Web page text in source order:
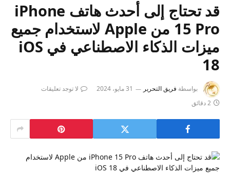
قد تحتاج إلى أحدث هاتف iPhone
15 Pro من Apple لاستخدام جميع
ميزات الذكاء الاصطناعي في iOS
18
بواسطة فريق التحرير 31 مايو، 2024
لا توجد تعليقات
2 دقائق